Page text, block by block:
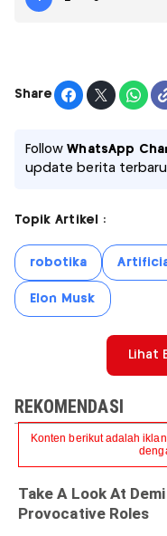
Share
FollowWhatsApp
update berita
Topik Artikel :
robotika
Elon Musk
Lihat